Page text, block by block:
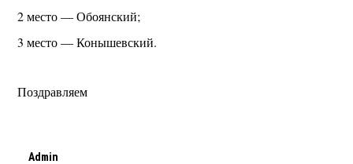
2 место — Обоянский;
3 место — Конышевский.
Поздравляем
Admin